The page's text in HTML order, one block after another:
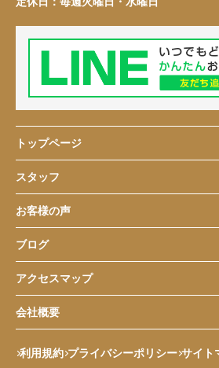
トップページ
スタッフ
お客様の声
ブログ
アクセスマップ
会社概要
利用規約 プライバシーポリシー サイト